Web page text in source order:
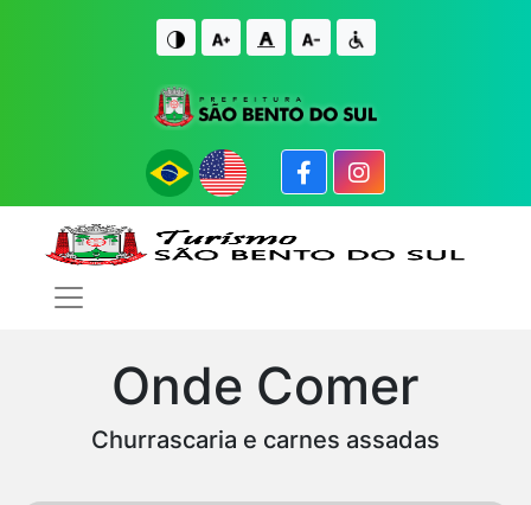
Onde Comer
Churrascaria e carnes assadas